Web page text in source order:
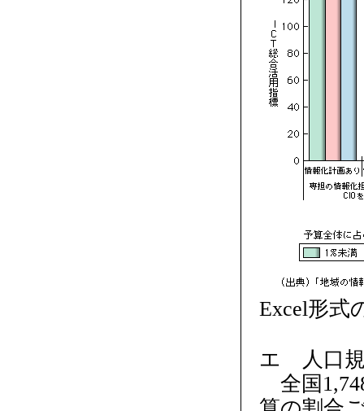
Excel形式
エ 人口規
全国